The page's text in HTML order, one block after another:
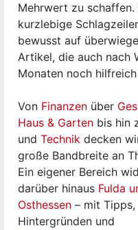
Mehrwert zu
kurzlebige
bewusst auf
Artikel, die auch nach
Monaten noch
Von Finanzen über
Haus & Garten bis hin
und Technik decken
große Bandbreite an
Ein eigener Bereich
darüber hinaus Fulda
Osthessen – mit Tipps,
Hintergründen und